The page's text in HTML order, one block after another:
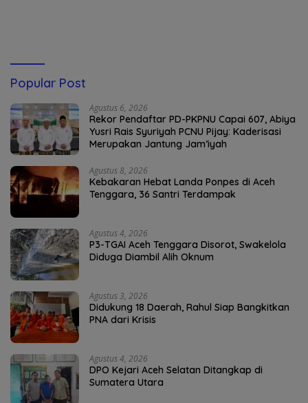
Popular Post
Agustus 6, 2026
Rekor Pendaftar PD-PKPNU Capai 607, Abiya
Yusri Rais Syuriyah PCNU Pijay: Kaderisasi
Merupakan Jantung Jam’iyah
Agustus 8, 2026
Kebakaran Hebat Landa Ponpes di Aceh
Tenggara, 36 Santri Terdampak
Agustus 4, 2026
P3-TGAI Aceh Tenggara Disorot, Swakelola
Diduga Diambil Alih Oknum
Agustus 3, 2026
Didukung 18 Daerah, Rahul Siap Bangkitkan
PNA dari Krisis
Agustus 4, 2026
DPO Kejari Aceh Selatan Ditangkap di
Sumatera Utara